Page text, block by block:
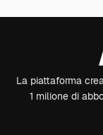
La piattaforma
1 milione di